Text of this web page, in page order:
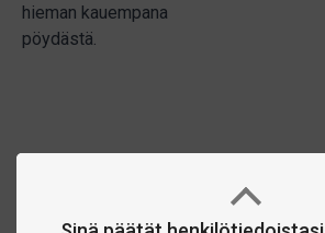
hieman kauempana
pöydästä.